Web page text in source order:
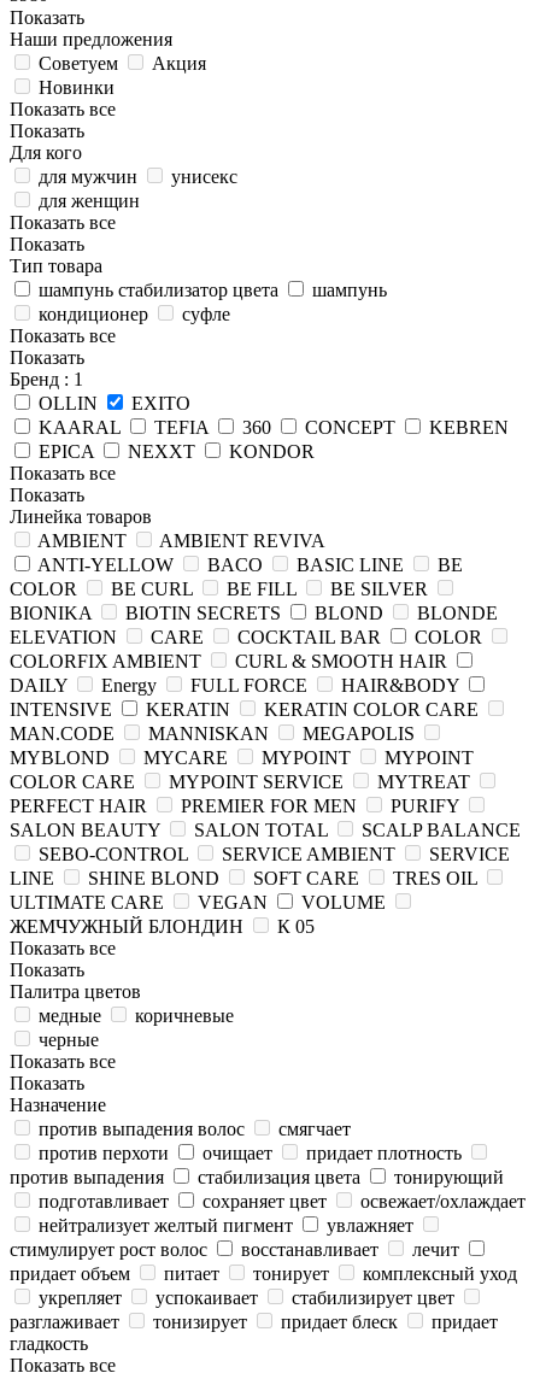
Показать
Наши предложения
Советуем
Акция
Новинки
Показать все
Показать
Для кого
для мужчин
унисекс
для женщин
Показать все
Показать
Тип товара
шампунь стабилизатор цвета
шампунь
кондиционер
суфле
Показать все
Показать
Бренд : 1
OLLIN
EXITO
KAARAL
TEFIA 360 CONCEPT
KEBREN
EPICA
NEXXT
KONDOR
Показать все
Показать
Линейка товаров
AMBIENT
AMBIENT REVIVA
ANTI-YELLOW
BACO BASIC LINE
BE
COLOR
BE CURL BE FILL
BE SILVER
BIONIKA
BIOTIN SECRETS BLOND
BLONDE
ELEVATION
CARE COCKTAIL BAR
COLOR
COLORFIX AMBIENT
CURL & SMOOTH HAIR
DAILY
Energy FULL FORCE
HAIR&BODY
INTENSIVE
KERATIN
KERATIN COLOR CARE
MAN.CODE
MANNISKAN
MEGAPOLIS
MYBLOND
MYCARE MYPOINT
MYPOINT
COLOR CARE
MYPOINT SERVICE
MYTREAT
PERFECT HAIR
PREMIER FOR MEN
PURIFY
SALON BEAUTY
SALON TOTAL
SCALP BALANCE
SEBO-CONTROL
SERVICE AMBIENT
SERVICE
LINE
SHINE BLOND SOFT CARE
TRES OIL
ULTIMATE CARE
VEGAN
VOLUME
ЖЕМЧУЖНЫЙ БЛОНДИН
К 05
Показать все
Показать
Палитра цветов
медные
коричневые
черные
Показать все
Показать
Назначение
против выпадения волос
смягчает
против перхоти
очищает
придает плотность
против выпадения
стабилизация цвета
тонирующий
подготавливает
сохраняет цвет
освежает/охлаждает
нейтрализует желтый пигмент
увлажняет
стимулирует рост волос
восстанавливает
лечит
придает объем
питает тонирует
комплексный уход
укрепляет
успокаивает
стабилизирует цвет
разглаживает
тонизирует придает блеск
придает
гладкость
Показать все